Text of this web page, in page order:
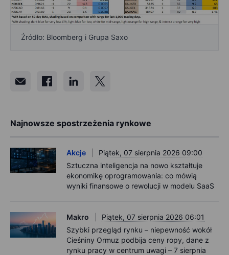
Źródło: Bloomberg i Grupa Saxo
Najnowsze spostrzeżenia rynkowe
Akcje
Piątek, 07 sierpnia 2026 09:00
Sztuczna inteligencja na nowo kształtuje
ekonomikę oprogramowania: co mówią
wyniki finansowe o rewolucji w modelu SaaS
Makro
Piątek, 07 sierpnia 2026 06:01
Szybki przegląd rynku – niepewność wokół
Cieśniny Ormuz podbija ceny ropy, dane z
rynku pracy w centrum uwagi – 7 sierpnia